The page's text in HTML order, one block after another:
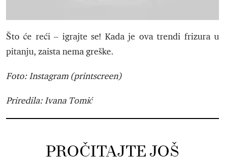
Što će reći – igrajte se! Kada je ova trendi frizura u
pitanju, zaista nema greške.
Foto: Instagram (printscreen)
Priredila: Ivana Tomić
PROČITAJTE JOŠ